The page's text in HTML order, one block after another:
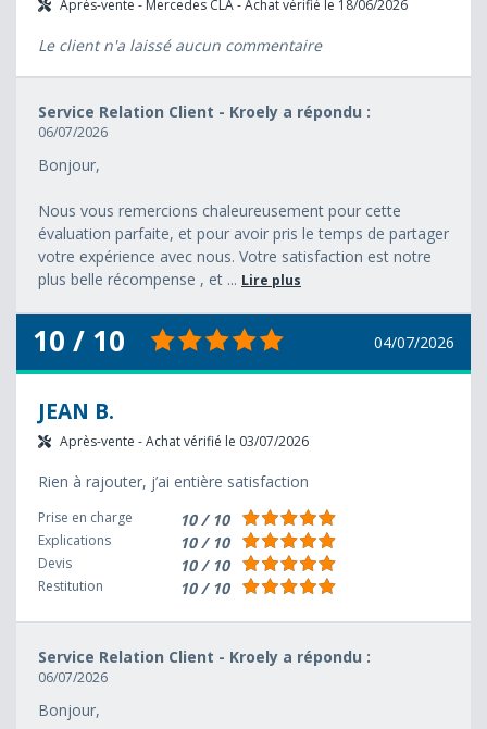
Après-vente - Mercedes CLA - Achat vérifié le 18/06/2026
Le client n'a laissé aucun commentaire
Service Relation Client - Kroely a répondu :
06/07/2026
Bonjour,
Nous vous remercions chaleureusement pour cette
évaluation parfaite, et pour avoir pris le temps de partager
votre expérience avec nous. Votre satisfaction est notre
plus belle récompense , et ... Lire plus
10 / 10 04/07/2026
JEAN B.
Après-vente - Achat vérifié le 03/07/2026
Rien à rajouter, j’ai entière satisfaction
Prise en charge 10 / 10
Explications 10 / 10
Devis 10 / 10
Restitution 10 / 10
Service Relation Client - Kroely a répondu :
06/07/2026
Bonjour,